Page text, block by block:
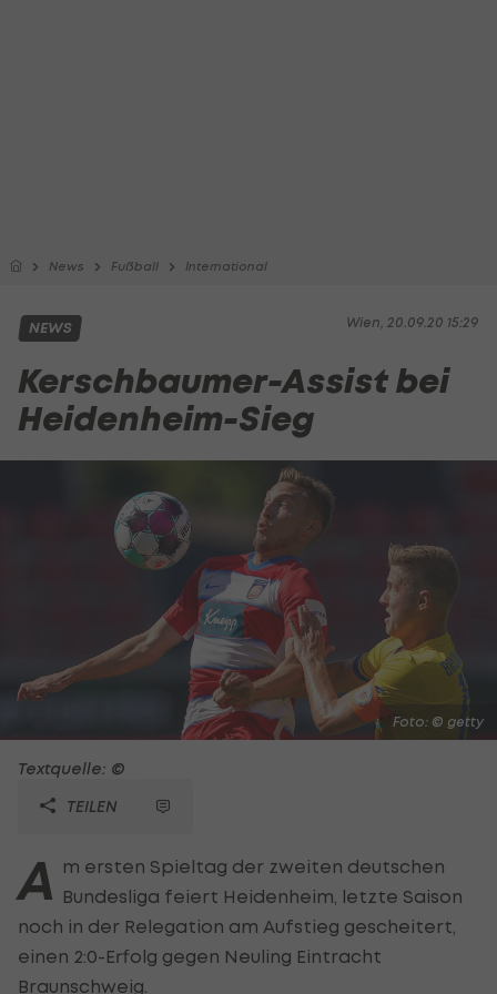
News Fußball International
Wien, 20.09.20 15:29
NEWS
Kerschbaumer-Assist bei
Heidenheim-Sieg
Foto: © getty
Textquelle: ©
TEILEN
A m ersten Spieltag der zweiten deutschen
Bundesliga feiert Heidenheim, letzte Saison
noch in der Relegation am Aufstieg gescheitert,
einen 2:0-Erfolg gegen Neuling Eintracht
Braunschweig.